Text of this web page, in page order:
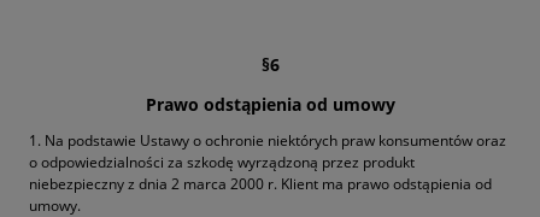
§6
Prawo odstąpienia od umowy
1. Na podstawie Ustawy o ochronie niektórych praw konsumentów oraz
o odpowiedzialności za szkodę wyrządzoną przez produkt
niebezpieczny z dnia 2 marca 2000 r. Klient ma prawo odstąpienia od
umowy.